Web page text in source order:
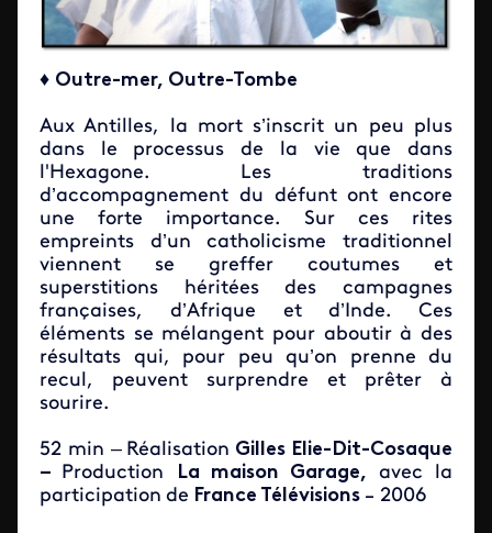
♦ Outre-mer, Outre-Tombe
Aux Antilles, la mort s’inscrit un peu plus
dans le processus de la vie que dans
l'Hexagone. Les traditions
d’accompagnement du défunt ont encore
une forte importance. Sur ces rites
empreints d’un catholicisme traditionnel
viennent se greffer coutumes et
superstitions héritées des campagnes
françaises, d’Afrique et d’Inde. Ces
éléments se mélangent pour aboutir à des
résultats qui, pour peu qu’on prenne du
recul, peuvent surprendre et prêter à
sourire.
52 min – Réalisation Gilles Elie-Dit-Cosaque
–
Production La maison Garage, avec la
participation de France Télévisions – 2006